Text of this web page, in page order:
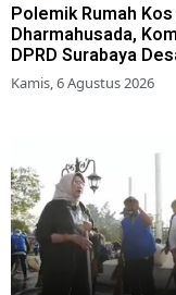
Polemik Rumah
Dharmahusada,
DPRD Surabaya
Pemkot Terbitkan
Perda Hunian Layak
Kamis, 6 Agustus 2026